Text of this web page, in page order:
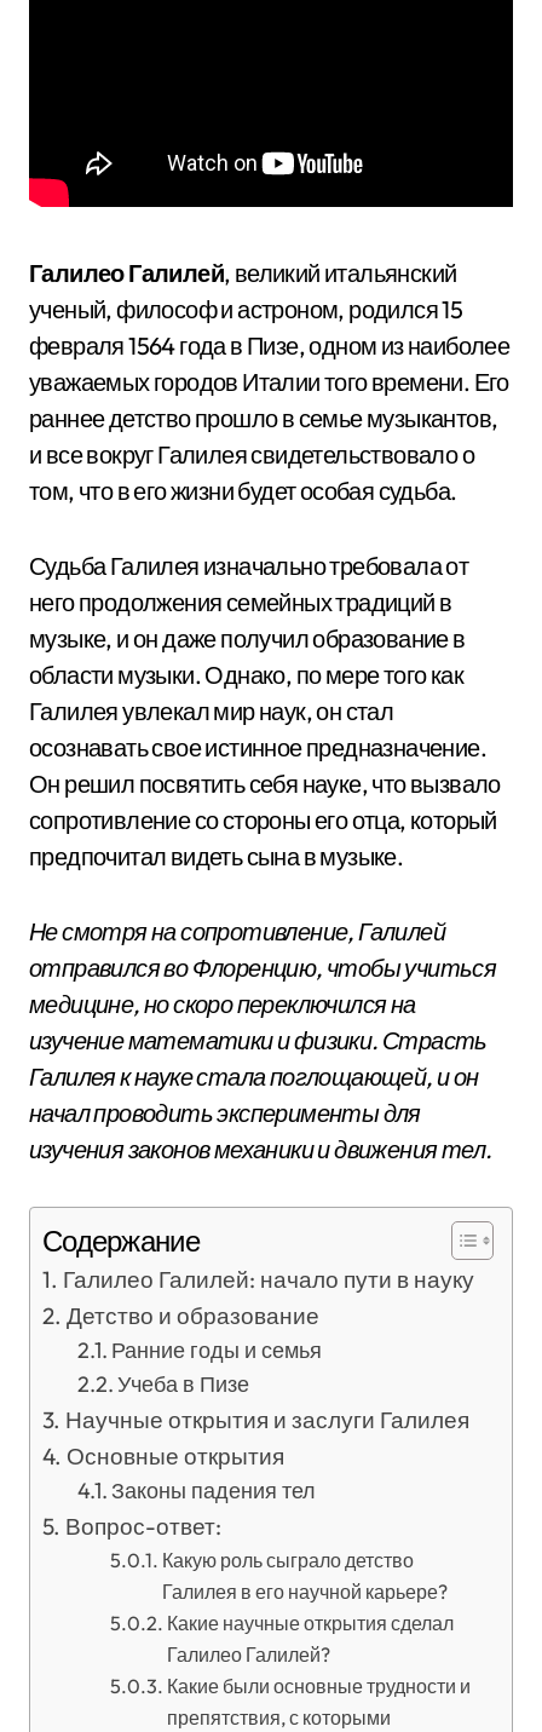
Галилео Галилей, великий итальянский
ученый, философ и астроном, родился 15
февраля 1564 года в Пизе, одном из наиболее
уважаемых городов Италии того времени. Его
раннее детство прошло в семье музыкантов,
и все вокруг Галилея свидетельствовало о
том, что в его жизни будет особая судьба.
Судьба Галилея изначально требовала от
него продолжения семейных традиций в
музыке, и он даже получил образование в
области музыки. Однако, по мере того как
Галилея увлекал мир наук, он стал
осознавать свое истинное предназначение.
Он решил посвятить себя науке, что вызвало
сопротивление со стороны его отца, который
предпочитал видеть сына в музыке.
Не смотря на сопротивление, Галилей
отправился во Флоренцию, чтобы учиться
медицине, но скоро переключился на
изучение математики и физики. Страсть
Галилея к науке стала поглощающей, и он
начал проводить эксперименты для
изучения законов механики и движения тел.
Содержание
Галилео Галилей: начало пути в науку
Детство и образование
Ранние годы и семья
Учеба в Пизе
Научные открытия и заслуги Галилея
Основные открытия
Законы падения тел
Вопрос-ответ:
Какую роль сыграло детство
Галилея в его научной карьере?
Какие научные открытия сделал
Галилео Галилей?
Какие были основные трудности и
препятствия, с которыми